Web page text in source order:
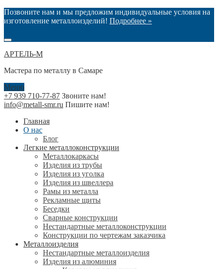
Позвоните нам и мы предложим индивидуальные условия на
изготовление металлоизделий! Подробнее »
АРТЕЛЬ-М
Мастера по металлу в Самаре
Меню
+7 939 710-77-87 Звоните нам!
info@metall-smr.ru Пишите нам!
Главная
О нас
Блог
Легкие металлоконструкции
Металлокаркасы
Изделия из трубы
Изделия из уголка
Изделия из швеллера
Рамы из металла
Рекламные щиты
Беседки
Сварные конструкции
Нестандартные металлоконструкции
Конструкции по чертежам заказчика
Металлоизделия
Нестандартные металлоизделия
Изделия из алюминия